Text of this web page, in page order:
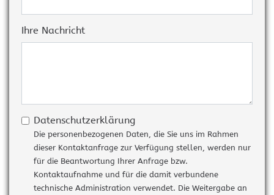
Ihre Nachricht
Datenschutzerklärung
Die personenbezogenen Daten, die Sie uns im Rahmen
dieser Kontaktanfrage zur Verfügung stellen, werden nur
für die Beantwortung Ihrer Anfrage bzw.
Kontaktaufnahme und für die damit verbundene
technische Administration verwendet. Die Weitergabe an